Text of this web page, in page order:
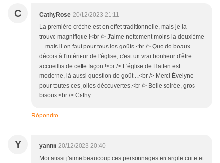
C CathyRose 20/12/2023 21:11
La première crèche est en effet traditionnelle, mais je la
trouve magnifique !<br /> J'aime nettement moins la deuxième
... mais il en faut pour tous les goûts.<br /> Que de beaux
décors à l'intérieur de l'église, c'est un vrai bonheur d'être
accueillis de cette façon !<br /> L'église de Hatten est
moderne, là aussi question de goût ...<br /> Merci Évelyne
pour toutes ces jolies découvertes.<br /> Belle soirée, gros
bisous.<br /> Cathy
Répondre
Y yannn 20/12/2023 20:40
Moi aussi j'aime beaucoup ces personnages en argile cuite et